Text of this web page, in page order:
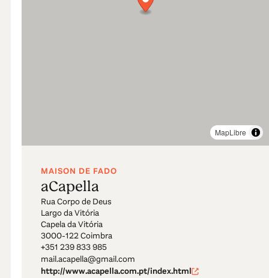
MAISON DE FADO
aCapella
Rua Corpo de Deus
Largo da Vitória
Capela da Vitória
3000-122 Coimbra
+351 239 833 985
mail.acapella@gmail.com
http://www.acapella.com.pt/index.html
MapLibre